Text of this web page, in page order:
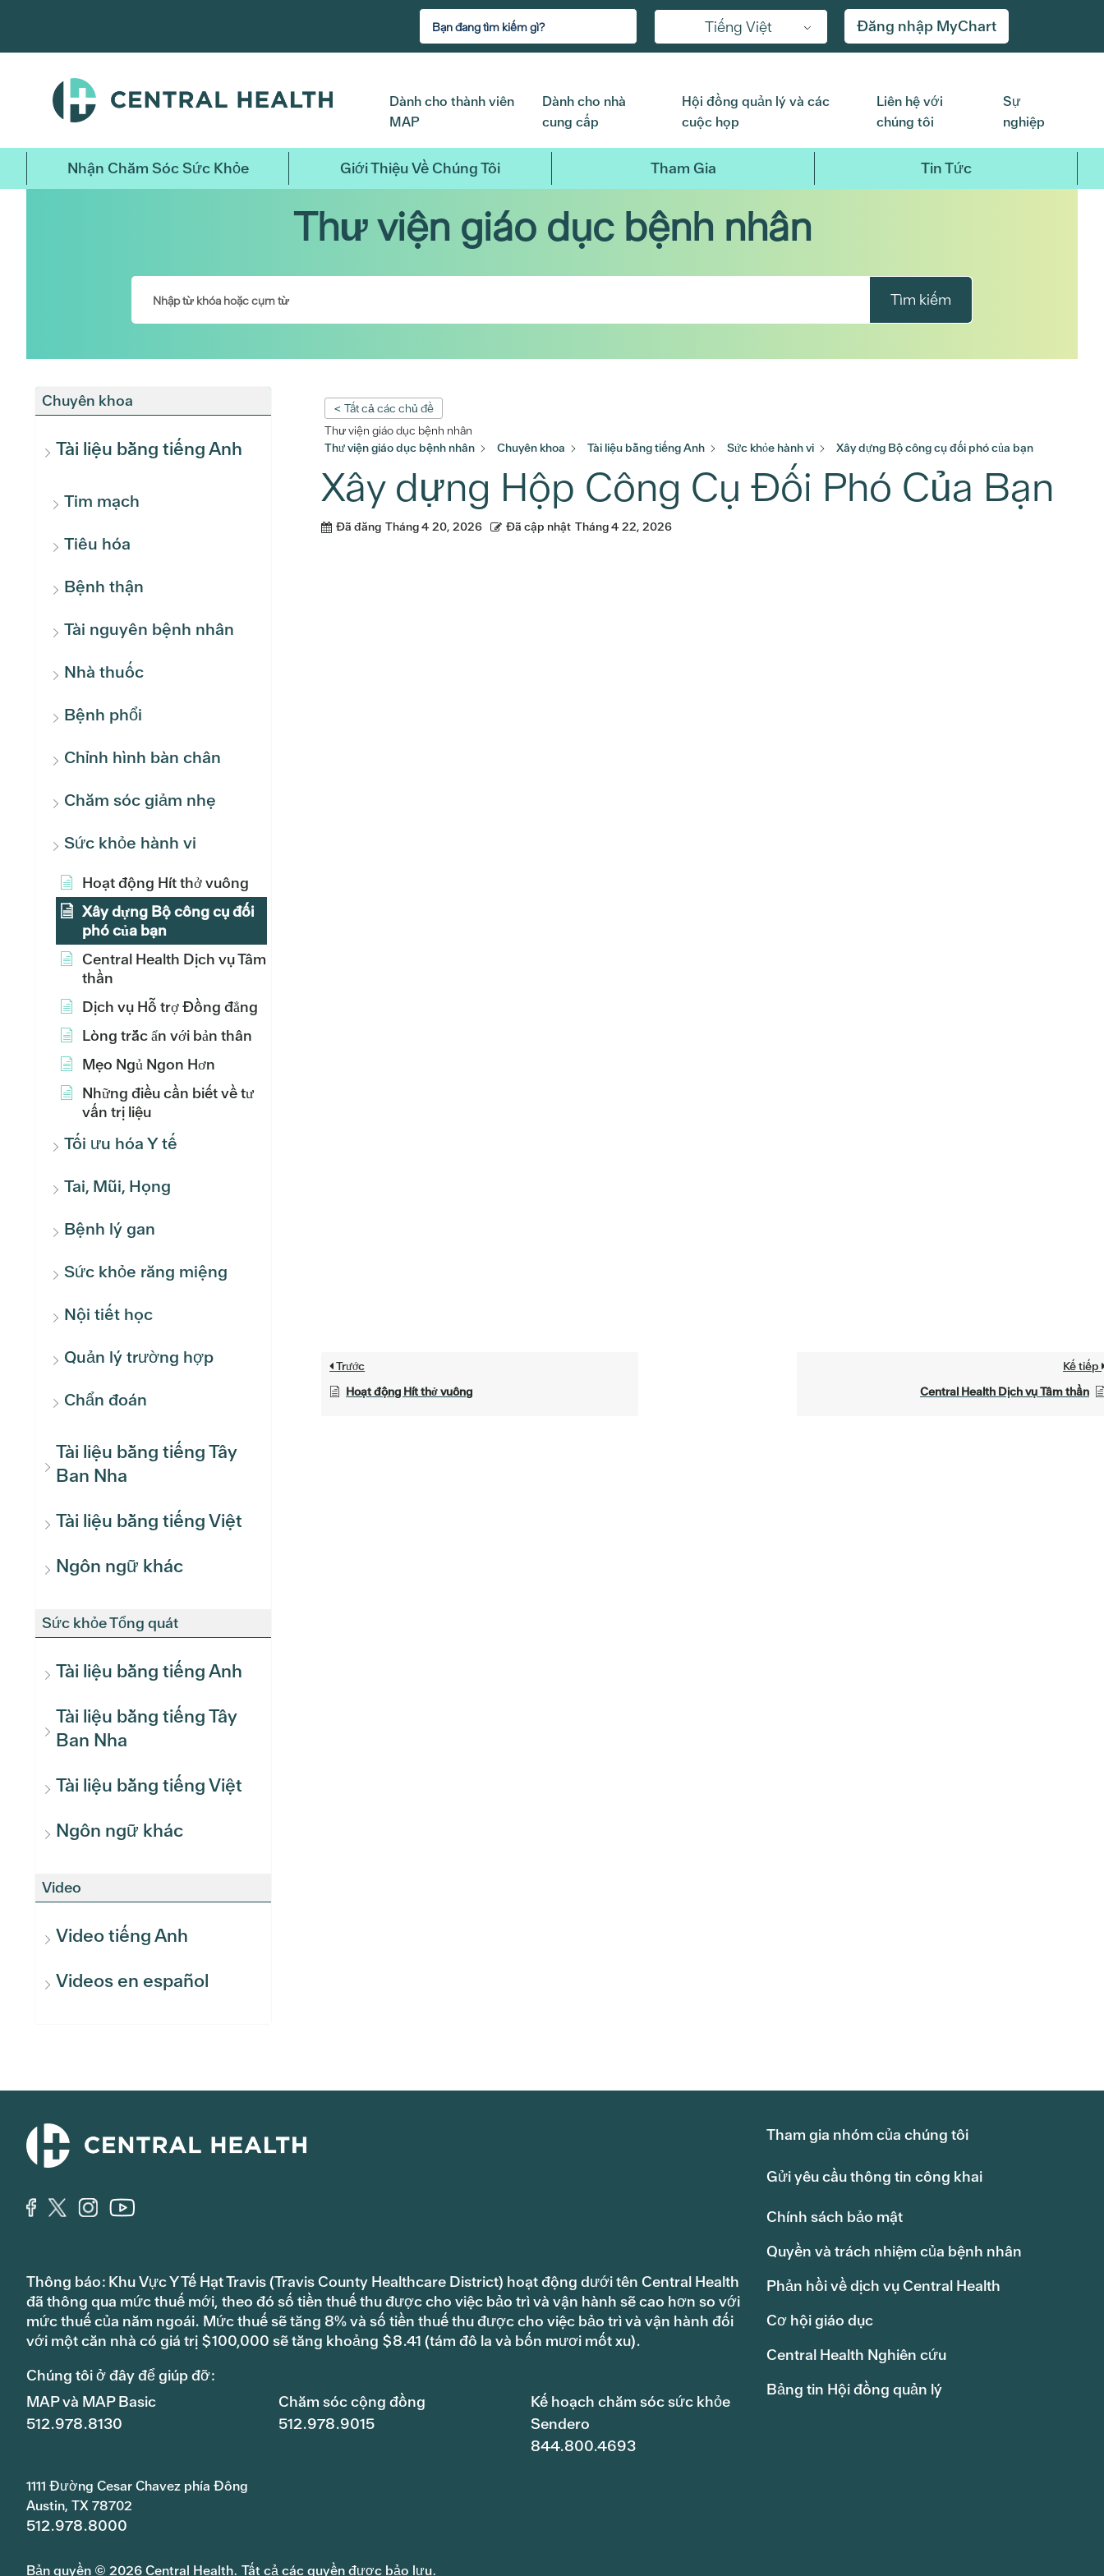
nội
chính
Tiếng Việt Đăng nhập MyChart
Dành cho thành viên
MAP
Dành cho nhà
cung cấp
Hội đồng quản lý và các
cuộc họp
Liên hệ với
chúng tôi
Sự
nghiệp
Nhận Chăm Sóc Sức Khỏe Giới Thiệu Về Chúng Tôi Tham Gia Tin Tức
Thư viện giáo dục bệnh nhân
Tìm kiếm
Chuyên khoa
Tài liệu bằng tiếng Anh
Tim mạch
Tiêu hóa
Bệnh thận
Tài nguyên bệnh nhân
Nhà thuốc
Bệnh phổi
Chỉnh hình bàn chân
Chăm sóc giảm nhẹ
Sức khỏe hành vi
Hoạt động Hít thở vuông
Xây dựng Bộ công cụ đối
phó của bạn
Central Health Dịch vụ Tâm
thần
Dịch vụ Hỗ trợ Đồng đẳng
Lòng trắc ẩn với bản thân
Mẹo Ngủ Ngon Hơn
Những điều cần biết về tư
vấn trị liệu
Tối ưu hóa Y tế
Tai, Mũi, Họng
Bệnh lý gan
Sức khỏe răng miệng
Nội tiết học
Quản lý trường hợp
Chẩn đoán
Tài liệu bằng tiếng Tây
Ban Nha
Tài liệu bằng tiếng Việt
Ngôn ngữ khác
Sức khỏe Tổng quát
Tài liệu bằng tiếng Anh
Tài liệu bằng tiếng Tây
Ban Nha
Tài liệu bằng tiếng Việt
Ngôn ngữ khác
Video
Video tiếng Anh
Videos en español
< Tất cả các chủ đề
Thư viện giáo dục bệnh nhân
Thư viện giáo dục bệnh nhân
Chuyên khoa Tài liệu bằng tiếng Anh Sức khỏe hành vi Xây dựng Bộ công cụ đối phó của bạn
Xây dựng Hộp Công Cụ Đối Phó Của Bạn
Đã đăng Tháng 4 20, 2026 Đã cập nhật Tháng 4 22, 2026
Trước
Hoạt động Hít thở vuông
Kế tiếp
Central Health Dịch vụ Tâm thần
Thông báo: Khu Vực Y Tế Hạt Travis (Travis County Healthcare District) hoạt động dưới tên Central Health
đã thông qua mức thuế mới, theo đó số tiền thuế thu được cho việc bảo trì và vận hành sẽ cao hơn so với
mức thuế của năm ngoái. Mức thuế sẽ tăng 8% và số tiền thuế thu được cho việc bảo trì và vận hành đối
với một căn nhà có giá trị $100,000 sẽ tăng khoảng $8.41 (tám đô la và bốn mươi mốt xu).
Chúng tôi ở đây để giúp đỡ:
MAP và MAP Basic
512.978.8130
Chăm sóc cộng đồng
512.978.9015
Kế hoạch chăm sóc sức khỏe
Sendero
844.800.4693
1111 Đường Cesar Chavez phía Đông
Austin, TX 78702
512.978.8000
Bản quyền © 2026 Central Health. Tất cả các quyền được bảo lưu.
Tham gia nhóm của chúng tôi
Gửi yêu cầu thông tin công khai
Chính sách bảo mật
Quyền và trách nhiệm của bệnh nhân
Phản hồi về dịch vụ Central Health
Cơ hội giáo dục
Central Health Nghiên cứu
Bảng tin Hội đồng quản lý